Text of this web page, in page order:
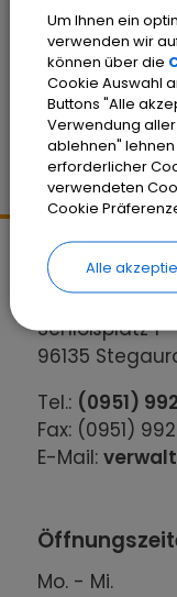
Kontakt
Gemeinde
Schloßplatz 1
96135
Tel.: (0951)
Fax: (0951)
E-Mail:
Mo. - Mi.
Um Ihnen ein
verwenden wir
können über die
Cookie Auswahl
Buttons "Alle
Verwendung aller
ablehnen"
erforderlicher
verwendeten
Cookie
Alle